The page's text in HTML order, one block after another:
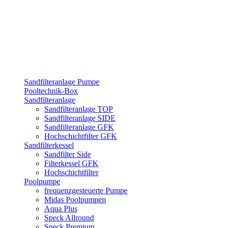
Sandfilteranlage Pumpe
Pooltechnik-Box
Sandfilteranlage
Sandfilteranlage TOP
Sandfilteranlage SIDE
Sandfilteranlage GFK
Hochschichtfilter GFK
Sandfilterkessel
Sandfilter Side
Filterkessel GFK
Hochschichtfilter
Poolpumpe
frequenzgesteuerte Pumpe
Midas Poolpumpen
Aqua Plus
Speck Allround